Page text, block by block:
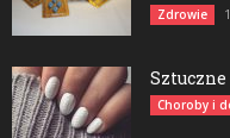
Zdrowie
Choroby i